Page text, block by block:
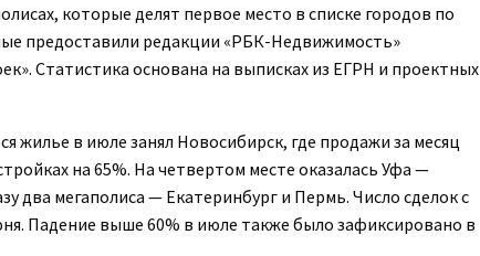
которые делят первое место в списке городов по
предоставили редакции «РБК-Недвижимость»
Статистика основана на выписках из ЕГРН и проектных
жилье в июле занял Новосибирск, где продажи за месяц
на 65%. На четвертом месте оказалась Уфа —
два мегаполиса — Екатеринбург и Пермь. Число сделок с
Падение выше 60% в июле также было зафиксировано в